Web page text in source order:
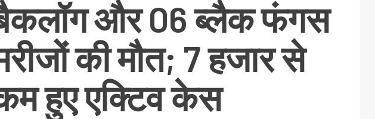
और 06 ब्लैक फंगस
की मौत; 7 हजार से
हुए एक्टिव केस